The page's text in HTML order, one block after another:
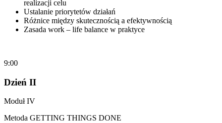
realizacji celu
Ustalanie priorytetów działań
Różnice między skutecznością a efektywnością
Zasada work – life balance w praktyce
9:00
Dzień II
Moduł IV
Metoda GETTING THINGS DONE